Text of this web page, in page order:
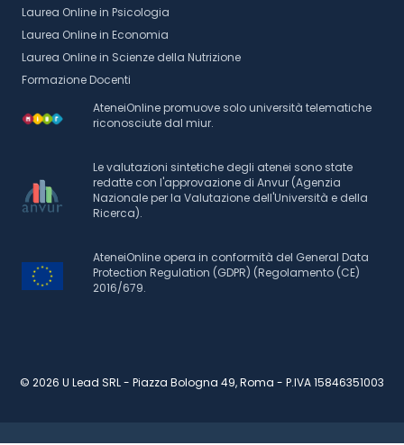
Laurea Online in Psicologia
Laurea Online in Economia
Laurea Online in Scienze della Nutrizione
Formazione Docenti
AteneiOnline promuove solo università telematiche
riconosciute dal miur.
Le valutazioni sintetiche degli atenei sono state
redatte con l'approvazione di Anvur (Agenzia
Nazionale per la Valutazione dell'Università e della
Ricerca).
AteneiOnline opera in conformità del General Data
Protection Regulation (GDPR) (Regolamento (CE)
2016/679.
© 2026 U Lead SRL - Piazza Bologna 49, Roma - P.IVA 15846351003